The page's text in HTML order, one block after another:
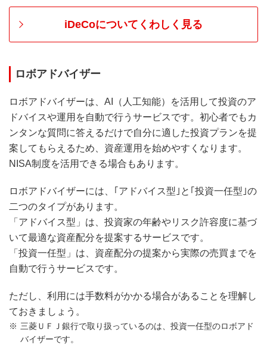
iDeCoについてくわしく見る
ロボアドバイザー
ロボアドバイザーは、AI（人工知能）を活用して投資のア
ドバイスや運用を自動で行うサービスです。初心者でもカ
ンタンな質問に答えるだけで自分に適した投資プランを提
案してもらえるため、資産運用を始めやすくなります。
NISA制度を活用できる場合もあります。
ロボアドバイザーには、｢アドバイス型｣と｢投資一任型｣の
二つのタイプがあります。
「アドバイス型」は、投資家の年齢やリスク許容度に基づ
いて最適な資産配分を提案するサービスです。
「投資一任型」は、資産配分の提案から実際の売買までを
自動で行うサービスです。
ただし、利用には手数料がかかる場合があることを理解し
ておきましょう。
三菱ＵＦＪ銀行で取り扱っているのは、投資一任型のロボアド
バイザーです。